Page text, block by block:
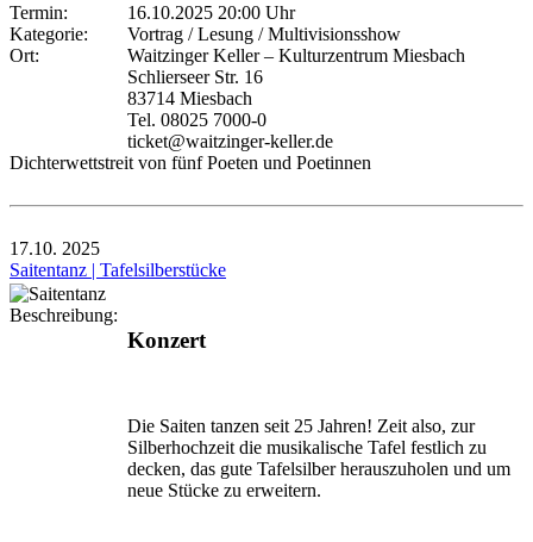
Termin:
16.10.2025 20:00 Uhr
Kategorie:
Vortrag / Lesung / Multivisionsshow
Ort:
Waitzinger Keller – Kulturzentrum Miesbach
Schlierseer Str. 16
83714 Miesbach
Tel. 08025 7000-0
ticket@waitzinger-keller.de
Dichterwettstreit von fünf Poeten und Poetinnen
17.10. 2025
Saitentanz | Tafelsilberstücke
Beschreibung:
Konzert
Die Saiten tanzen seit 25 Jahren! Zeit also, zur
Silberhochzeit die musikalische Tafel festlich zu
decken, das gute Tafelsilber herauszuholen und um
neue Stücke zu erweitern.